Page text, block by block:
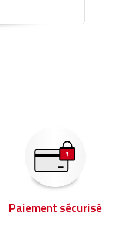
Paiement sécurisé